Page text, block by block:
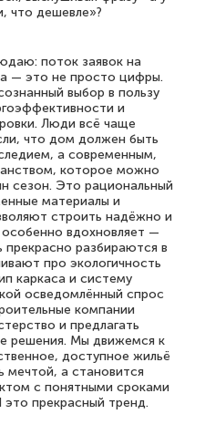
что дешевле»?
поток заявок на
— это не просто цифры.
выбор в пользу
и
Люди всё чаще
что дом должен быть
а современным,
которое можно
сезон. Это рациональный
материалы и
строить надёжно и
вдохновляет —
прекрасно разбираются в
про экологичность
каркаса и систему
осведомлённый спрос
компании
и предлагать
решения. Мы движемся к
доступное жильё
мечтой, а становится
с понятными сроками
прекрасный тренд.